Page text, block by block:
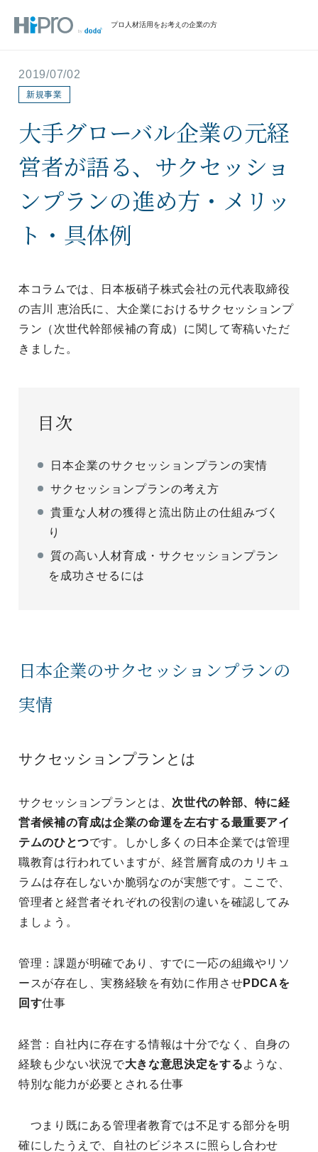
プロ人材活用をお考えの企業の方
2019/07/02
新規事業
大手グローバル企業の元経
営者が語る、サクセッショ
ンプランの進め方・メリッ
ト・具体例
本コラムでは、日本板硝子株式会社の元代表取締役
の吉川 恵治氏に、大企業におけるサクセッションプ
ラン（次世代幹部候補の育成）に関して寄稿いただ
きました。
目次
日本企業のサクセッションプランの実情
サクセッションプランの考え方
貴重な人材の獲得と流出防止の仕組みづく
り
質の高い人材育成・サクセッションプラン
を成功させるには
日本企業のサクセッションプランの
実情
サクセッションプランとは
サクセッションプランとは、 次世代の幹部、特に経
営者候補の育成は企業の命運を左右する最重要アイ
テムのひとつです。しかし多くの日本企業では管理
職教育は行われていますが、経営層育成のカリキュ
ラムは存在しないか脆弱なのが実態です。ここで、
管理者と経営者それぞれの役割の違いを確認してみ
ましょう。
管理：課題が明確であり、すでに一応の組織やリソ
ースが存在し、実務経験を有効に作用させPDCAを
回す仕事
経営：自社内に存在する情報は十分でなく、自身の
経験も少ない状況で大きな意思決定をするような、
特別な能力が必要とされる仕事
つまり既にある管理者教育では不足する部分を明
確にしたうえで、自社のビジネスに照らし合わせ